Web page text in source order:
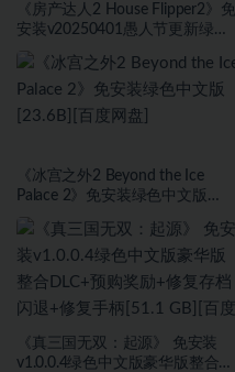
《房产达人2 House Flipper2》免
安装v20250401愚人节更新绿色
《冰宫之外2 Beyond the Ice
Palace 2》免安装绿色中文版
《真三国无双：起源》 免安装
v1.0.0.4绿色中文版豪华版整合